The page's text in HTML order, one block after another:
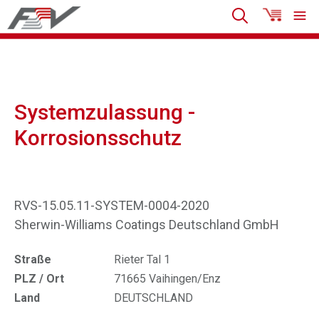
Systemzulassung -
Korrosionsschutz
RVS-15.05.11-SYSTEM-0004-2020
Sherwin-Williams Coatings Deutschland GmbH
Straße
Rieter Tal 1
PLZ / Ort
71665 Vaihingen/Enz
Land
DEUTSCHLAND